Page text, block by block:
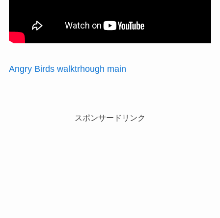
Angry Birds walktrhough main
スポンサードリンク